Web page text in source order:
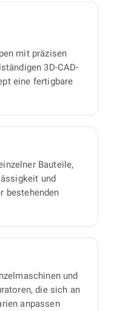
mit präzisen
3D-CAD-
eine fertigbare
Bauteile,
und
bestehenden
und
die sich an
anpassen